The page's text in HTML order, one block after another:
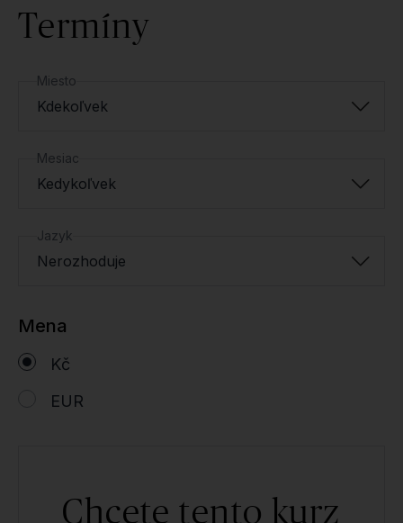
Termíny
Miesto
Kdekoľvek
Mesiac
Kedykoľvek
Jazyk
Nerozhoduje
Mena
Kč
EUR
Chcete tento kurz